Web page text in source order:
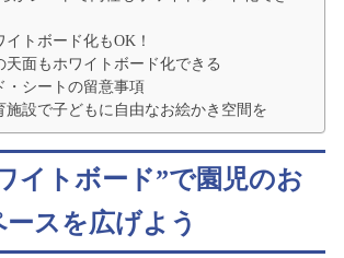
トボード化もOK！
天面もホワイトボード化できる
・シートの留意事項
施設で子どもに自由なお絵かき空間を
イトボード”で園児のお
スを広げよう